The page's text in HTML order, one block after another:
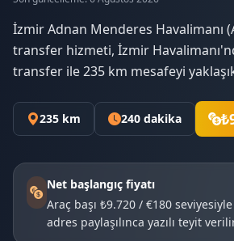
İzmir Adnan Menderes Havalimanı
transfer hizmeti, İzmir
transfer ile 235 km mesafeyi
235 km 240 dakika
Net başlangıç fiyatı
Araç başı ₺9.720 / €180
adres paylaşılınca yazılı teyit